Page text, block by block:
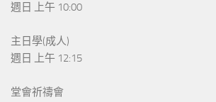
週日 上午 10:00
主日學(成人)
週日 上午 12:15
堂會祈禱會